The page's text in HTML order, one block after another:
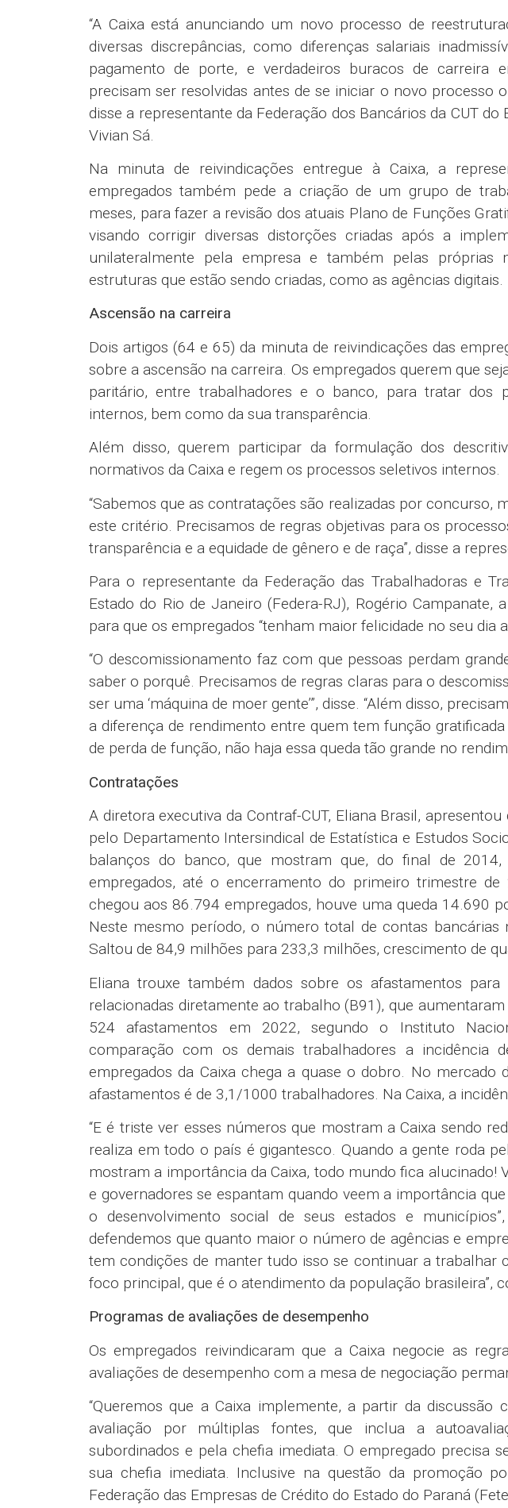
para que os empregados “tenham maior felicidade no seu dia a
“O descomissionamento faz com que pessoas perdam
saber o porquê. Precisamos de regras claras para o
ser uma ‘máquina de moer gente’”, disse. “Além disso,
a diferença de rendimento entre quem tem função gratificada
Contratações
A diretora executiva da Contraf-CUT, Eliana Brasil,
pelo Departamento Intersindical de Estatística e Estudos
balanços do banco, que mostram que, do final de
empregados, até o encerramento do primeiro trimestre de
chegou aos 86.794 empregados, houve uma queda 14.690
Saltou de 84,9 milhões para 233,3 milhões, crescimento de
Eliana trouxe também dados sobre os afastamentos
relacionadas diretamente ao trabalho (B91), que
comparação com os demais trabalhadores a incidência
empregados da Caixa chega a quase o dobro. No mercado
afastamentos é de 3,1/1000 trabalhadores. Na Caixa, a
“E é triste ver esses números que mostram a Caixa sendo
realiza em todo o país é gigantesco. Quando a gente roda
mostram a importância da Caixa, todo mundo fica alucinado!
e governadores se espantam quando veem a importância
o desenvolvimento social de seus estados e
tem condições de manter tudo isso se continuar a trabalhar
foco principal, que é o atendimento da população brasileira”,
Programas de avaliações de desempenho
Os empregados reivindicaram que a Caixa negocie as
avaliações de desempenho com a mesa de negociação
“Queremos que a Caixa implemente, a partir da
avaliação por múltiplas fontes, que inclua a
subordinados e pela chefia imediata. O empregado precisa
sua chefia imediata. Inclusive na questão da promoção
Federação das Empresas de Crédito do Estado do Paraná
O representante da Fetrafi-RS, Lucas Cunha lembrou das
programa de avaliação de desempenho da Caixa. “Tínhamos
Gestão de Desempenho de Pessoas), que foi extinto e
como promessa de que acabaria com todos os problemas
moral, mas o que a gente percebe é foi basicamente uma
repetindo os mesmos problemas que o GDP tinha. É um
programa de avaliação usado pelo mercado, mas que
empregados da Caixa. O banco precisa ouvir os empregados
Calendário de negociações
A Caixa apresentou uma proposta de calendário para as
empregadas e empregados. As reuniões serão realizadas
Comando Nacional dos Bancários e a Federação Nacional
da Convenção Coletiva de Trabalho da categoria bancária.
Os temas serão definidos ainda nesta semana.
Próximas mesas de negociação com a Caixa
19 de julho
26 de julho
7 de agosto
14 de agosto
21 de agosto
28 de agosto